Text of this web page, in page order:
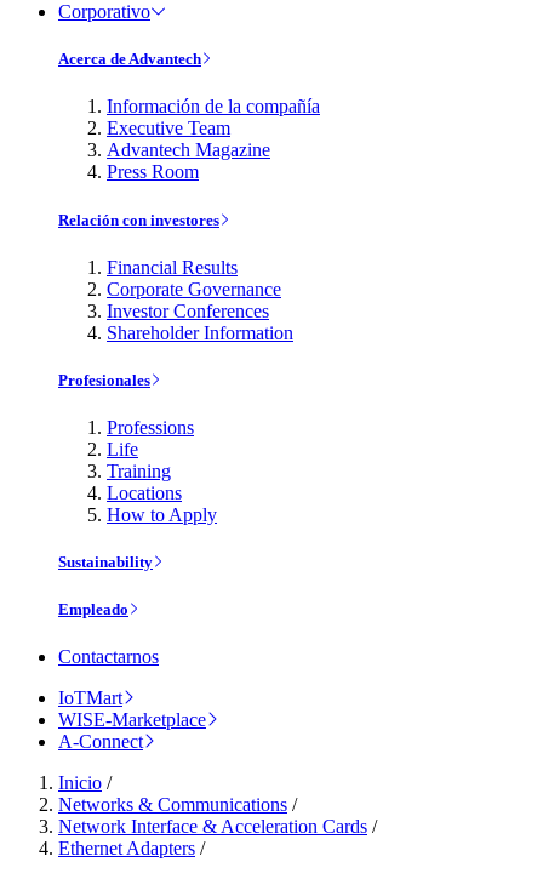
Corporativo
Acerca de Advantech
Información de la compañía
Executive Team
Advantech Magazine
Press Room
Relación con investores
Financial Results
Corporate Governance
Investor Conferences
Shareholder Information
Profesionales
Professions
Life
Training
Locations
How to Apply
Sustainability
Empleado
Contactarnos
IoTMart
WISE-Marketplace
A-Connect
Inicio /
Networks & Communications /
Network Interface & Acceleration Cards /
Ethernet Adapters /